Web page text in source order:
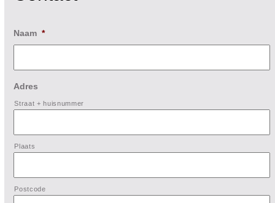
Naam *
Adres
Straat + huisnummer
Plaats
Postcode